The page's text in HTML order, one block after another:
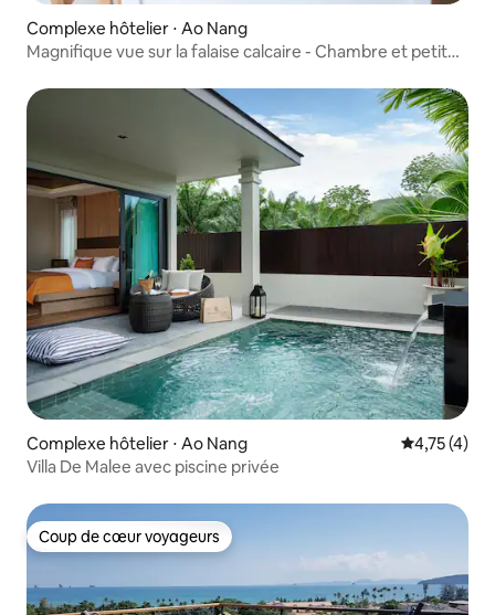
Complexe hôtelier ⋅ Ao Nang
Magnifique vue sur la falaise calcaire - Chambre et petit
Complexe hôtelier ⋅ Ao Nang Évaluation
4,75 (4)
Villa De Malee avec piscine privée
Coup de cœur voyageurs
Coup de cœur voyageurs